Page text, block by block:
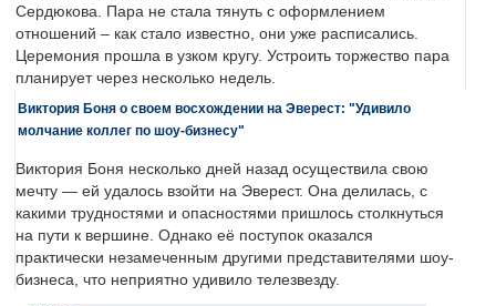
Сердюкова. Пара не стала тянуть с оформлением
отношений – как стало известно, они уже расписались.
Церемония прошла в узком кругу. Устроить торжество пара
планирует через несколько недель.
Виктория Боня о своем восхождении на Эверест: "Удивило
молчание коллег по шоу-бизнесу"
Виктория Боня несколько дней назад осуществила свою
мечту — ей удалось взойти на Эверест. Она делилась, с
какими трудностями и опасностями пришлось столкнуться
на пути к вершине. Однако её поступок оказался
практически незамеченным другими представителями шоу-
бизнеса, что неприятно удивило телезвезду.